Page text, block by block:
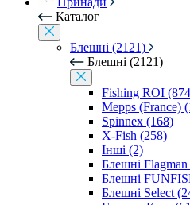
Каталог
Блешні (2121)
Блешні (2121)
Fishing ROI
Mepps (France)
Spinnex (168)
X-Fish (258)
Інші (2)
Блешні
Блешні
Блешні Select